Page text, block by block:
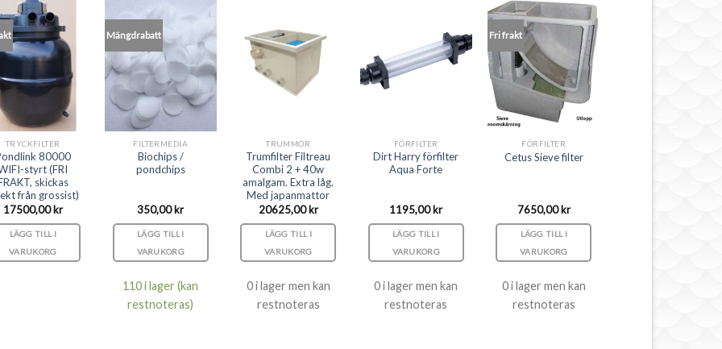
TRYCKFILTER
80000
styrt (FRI
skickas
från grossist)
17500,00kr
LÄGG TILL I
VARUKORG
Mängdrabatt
FILTERMEDIA
Biochips /
pondchips
350,00kr
LÄGG TILL I
VARUKORG
110 i lager (kan
restnoteras)
TRUMMOR
Trumfilter Filtreau
Combi 2 + 40w
amalgam. Extra låg.
Med japanmattor
20625,00kr
LÄGG TILL I
VARUKORG
0 i lager men kan
restnoteras
FÖRFILTER
Dirt Harry förfilter
Aqua Forte
1195,00kr
LÄGG TILL I
VARUKORG
0 i lager men kan
restnoteras
Fri frakt
FÖRFILTER
Cetus Sieve filter
7650,00kr
LÄGG TILL I
VARUKORG
0 i lager men kan
restnoteras